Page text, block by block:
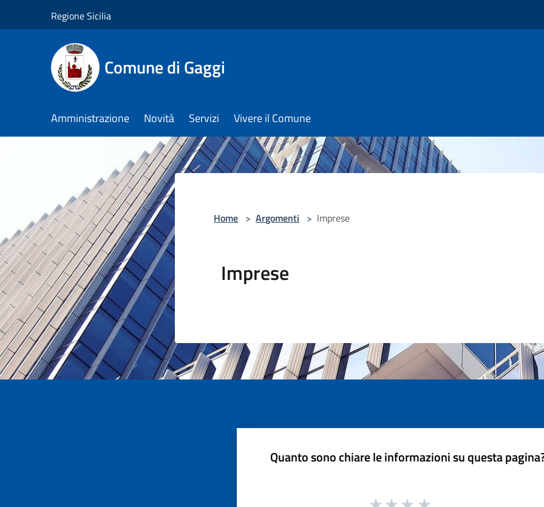
Regione Sicilia
Comune di Gaggi
Amministrazione Novità Servizi Vivere il Comune
Home > Argomenti > Imprese
Imprese
Quanto sono chiare le informazioni su questa